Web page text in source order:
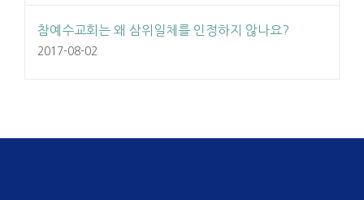
참예수교회는 왜 삼위일체를 인정하지 않나요?
2017-08-02